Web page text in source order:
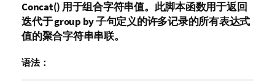
Concat() 用于组合字符串值。此脚本函数用于返回
迭代于group by子句定义的许多记录的所有表达式
值的聚合字符串串联。
语法：